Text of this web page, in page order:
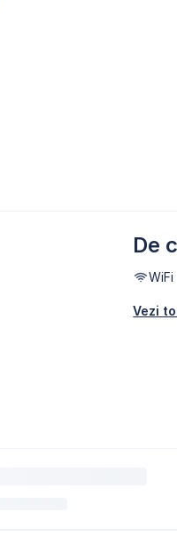
De
WiFi
Vezi